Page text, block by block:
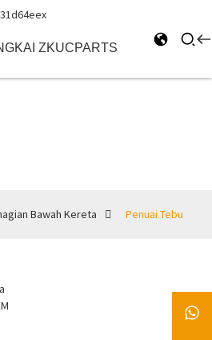
ZKUCPARTS
Bawah Kereta Penuai Tebu